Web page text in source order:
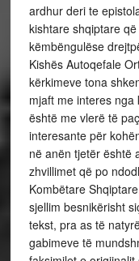
ardhur deri te
kishtare shqiptare
këmbëngulëse
Kishës Autoqefale
kërkimeve tona
mjaft me interes
është me vlerë të
interesante për
në anën tjetër është
zhvillimet që po
Kombëtare
sjellim besnikërisht
tekst, pra as të
gabimeve të